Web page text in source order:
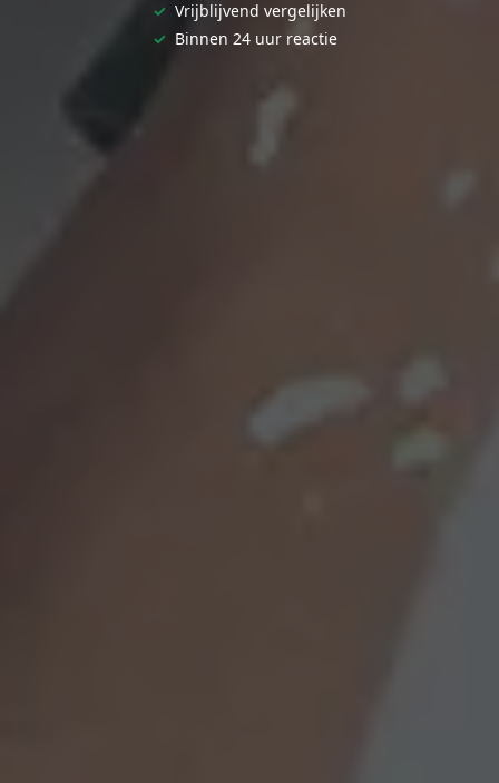
✓ Vrijblijvend vergelijken
✓ Binnen 24 uur reactie